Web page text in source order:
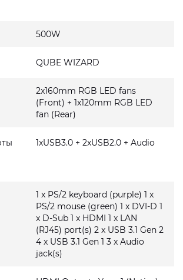
500W
QUBE WIZARD
2x160mm RGB LED fans
(Front) + 1x120mm RGB LED
fan (Rear)
1xUSB3.0 + 2xUSB2.0 + Audio
1 x PS/2 keyboard (purple) 1 x
PS/2 mouse (green) 1 x DVI-D 1
x D-Sub 1 x HDMI 1 x LAN
(RJ45) port(s) 2 x USB 3.1 Gen 2
4 x USB 3.1 Gen 1 3 x Audio
jack(s)